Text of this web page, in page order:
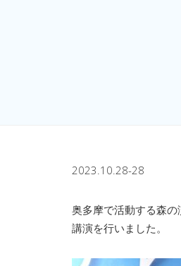
2023.10.28-28
奥多摩で活動する森
講演を行いました。